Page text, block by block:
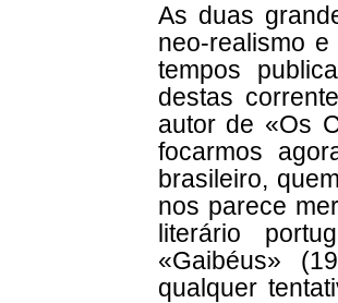
As duas
neo-realismo
tempos
destas
autor de «Os
focarmos
brasileiro,
nos parece
literário
«Gaibéus»
qualquer